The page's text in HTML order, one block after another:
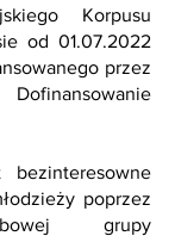
Korpusu
od 01.07.2022
przez
poprzez
grupy